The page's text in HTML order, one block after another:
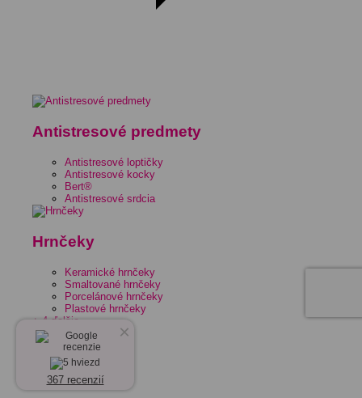
Antistresové predmety
Antistresové loptičky
Antistresové kocky
Bert®
Antistresové srdcia
Hrnčeky
Keramické hrnčeky
Smaltované hrnčeky
Porcelánové hrnčeky
Plastové hrnčeky
+ 4 ďalšie
×
367 recenzií